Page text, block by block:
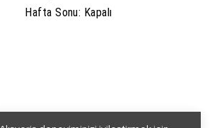
Hafta Sonu: Kapalı